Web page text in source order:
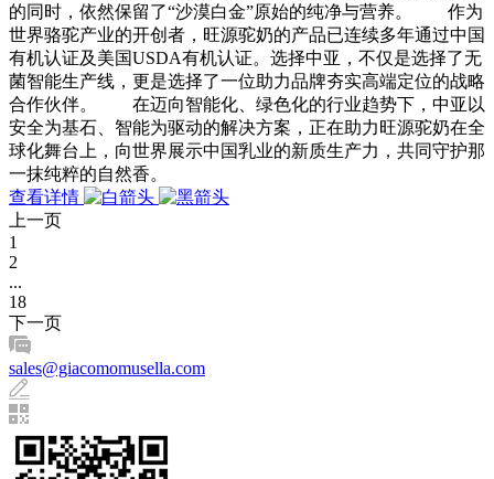
的同时，依然保留了“沙漠白金”原始的纯净与营养。 作为
世界骆驼产业的开创者，旺源驼奶的产品已连续多年通过中国
有机认证及美国USDA有机认证。选择中亚，不仅是选择了无
菌智能生产线，更是选择了一位助力品牌夯实高端定位的战略
合作伙伴。 在迈向智能化、绿色化的行业趋势下，中亚以
安全为基石、智能为驱动的解决方案，正在助力旺源驼奶在全
球化舞台上，向世界展示中国乳业的新质生产力，共同守护那
一抹纯粹的自然香。
查看详情
上一页
1
2
...
18
下一页
sales@giacomomusella.com